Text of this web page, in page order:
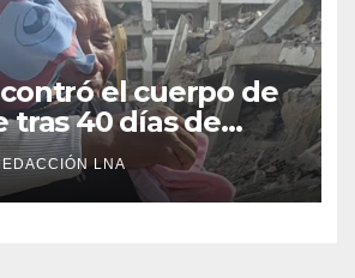
el cuerpo de
tras 40 días de
en Tanaguarena
LNA